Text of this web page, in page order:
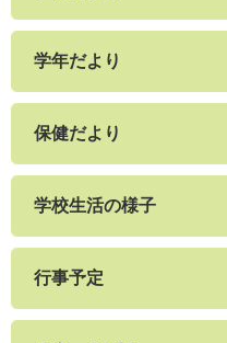
学年だより
保健だより
学校生活の様子
行事予定